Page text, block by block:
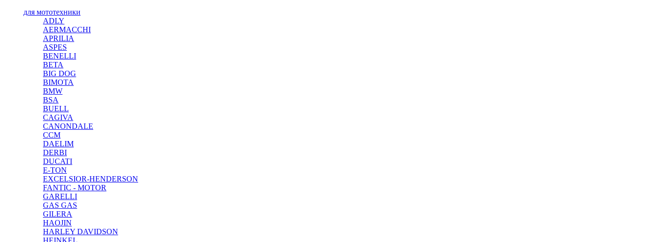
для мототехники
ADLY
AERMACCHI
APRILIA
ASPES
BENELLI
BETA
BIG DOG
BIMOTA
BMW
BSA
BUELL
CAGIVA
CANONDALE
CCM
DAELIM
DERBI
DUCATI
E-TON
EXCELSIOR-HENDERSON
FANTIC - MOTOR
GARELLI
GAS GAS
GILERA
HAOJIN
HARLEY DAVIDSON
HEINKEL